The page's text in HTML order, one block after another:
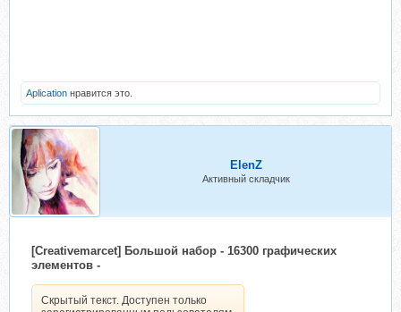
Aplication нравится это.
ElenZ
Активный складчик
[Creativemarcet] Большой набор - 16300 графических
элементов -
Скрытый текст. Доступен только